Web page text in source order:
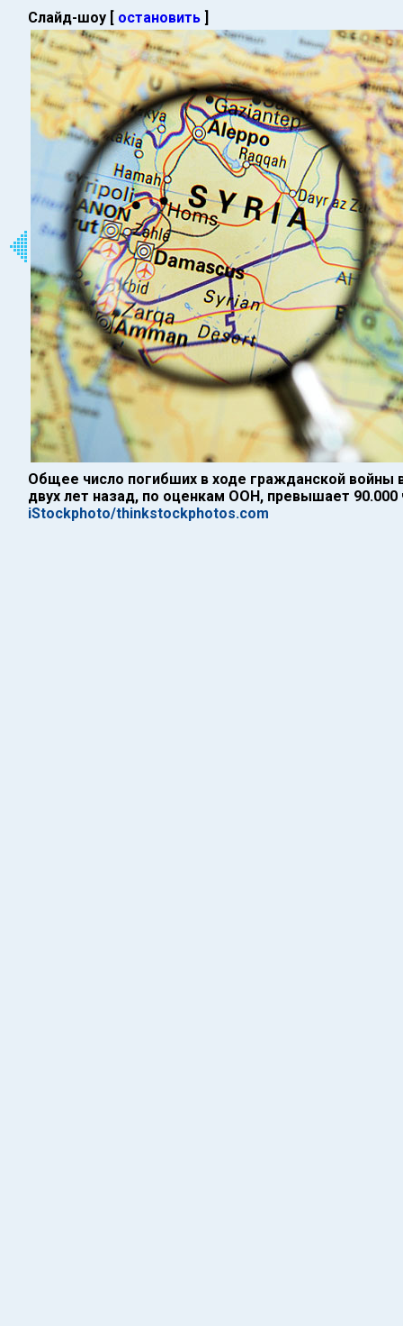
Слайд-шоу [ остановить ]
Общее число погибших в ходе гражданской войны
двух лет назад, по оценкам ООН, превышает 90.000
iStockphoto/thinkstockphotos.com